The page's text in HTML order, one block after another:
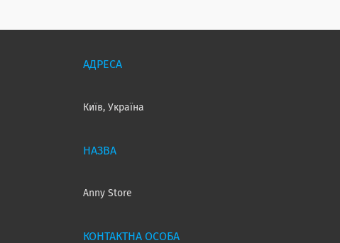
Київ, Україна
Anny Store